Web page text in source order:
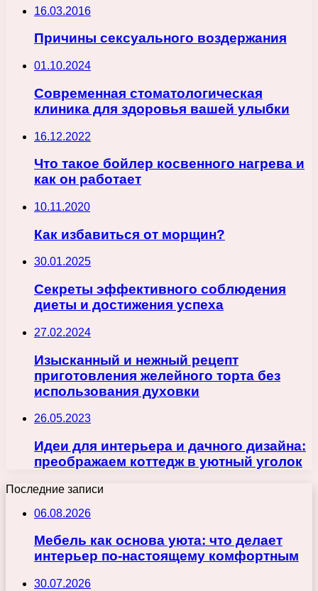
16.03.2016
Причины сексуального воздержания
01.10.2024
Современная стоматологическая
клиника для здоровья вашей улыбки
16.12.2022
Что такое бойлер косвенного нагрева и
как он работает
10.11.2020
Как избавиться от морщин?
30.01.2025
Секреты эффективного соблюдения
диеты и достижения успеха
27.02.2024
Изысканный и нежный рецепт
приготовления желейного торта без
использования духовки
26.05.2023
Идеи для интерьера и дачного дизайна:
преображаем коттедж в уютный уголок
Последние записи
06.08.2026
Мебель как основа уюта: что делает
интерьер по-настоящему комфортным
30.07.2026